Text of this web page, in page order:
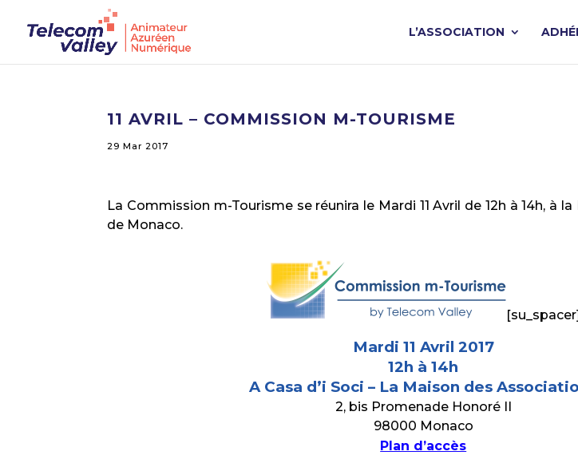
L’ASSOCIATION
11 AVRIL – COMMISSION M-TOURISME
29 Mar 2017
La Commission m-Tourisme se réunira le Mardi 11 Avril de 12h à 14h, à
de Monaco.
Mardi 11 Avril 2017
12h à 14h
A Casa d’i Soci – La Maison des
2, bis Promenade Honoré II
98000 Monaco
Plan d’accès